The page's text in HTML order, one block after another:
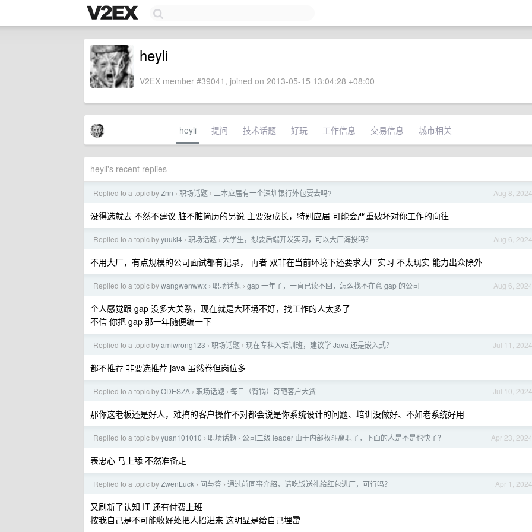
heyli
V2EX member #39041, joined on 2013-05-15 13:04:28 +08:00
heyli 提问 技术话题 好玩 工作信息 交易信息 城市相关
heyli's recent replies
Aug 8, 2024
Replied to a topic byZnn › 职场话题 › 二本应届有一个深圳银行外包要去吗?
没得选就去 不然不建议 脏不脏简历的另说 主要没成长，特别应届 可能会严重破坏对你工作的向往
Aug 6, 2024
Replied to a topic byyuuki4 › 职场话题 › 大学生，想要后端开发实习，可以大厂海投吗？
不用大厂，有点规模的公司面试都有记录， 再者 双非在当前环境下还要求大厂实习 不太现实 能力出众除外
Aug 6, 2024
Replied to a topic bywangwenwwx › 职场话题 › gap 一年了，一直已读不回，怎么找不在意 gap 的公司
个人感觉跟 gap 没多大关系，现在就是大环境不好，找工作的人太多了
不信 你把 gap 那一年随便编一下
Jul 11, 2024
Replied to a topic byamiwrong123 › 职场话题 › 现在专科入培训班，建议学 Java 还是嵌入式？
都不推荐 非要选推荐 java 虽然卷但岗位多
Jul 10, 2024
Replied to a topic byODESZA › 职场话题 › 每日（背锅）奇葩客户大赏
那你这老板还是好人，难搞的客户操作不对都会说是你系统设计的问题、培训没做好、不如老系统好用
Apr 23, 2024
Replied to a topic byyuan101010 › 职场话题 › 公司二级 leader 由于内部权斗离职了，下面的人是不是也快了？
表忠心 马上舔 不然准备走
Apr 1, 2024
Replied to a topic byZwenLuck › 问与答 › 通过前同事介绍，请吃饭送礼给红包进厂，可行吗？
又刷新了认知 IT 还有付费上班
按我自己是不可能收好处把人招进来 这明显是给自己埋雷